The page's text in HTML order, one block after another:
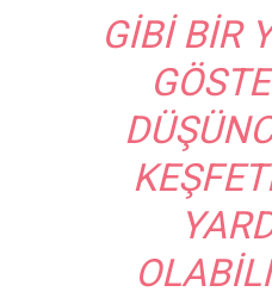
GIBI BIR